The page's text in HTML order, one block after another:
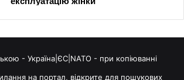
- Україна|ЄС|NATO - при копіюванні
на портал, відкрите для пошукових